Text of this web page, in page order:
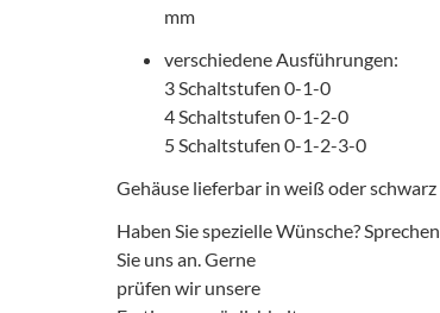
mm
verschiedene Ausführungen:
3 Schaltstufen 0-1-0
4 Schaltstufen 0-1-2-0
5 Schaltstufen 0-1-2-3-0
Gehäuse lieferbar in weiß oder schwarz
Haben Sie spezielle Wünsche? Sprechen
Sie uns an. Gerne
prüfen wir unsere